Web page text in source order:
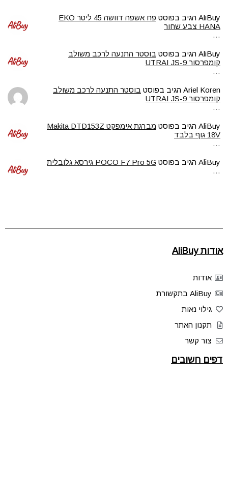
AliBuy הגיב בפוסט
פח אשפה דוושה 45 ליטר EKO
HANA צבע שחור
…
AliBuy הגיב בפוסט בוסטר התנעה לרכב משולב
קומפרסור UTRAI JS-9
…
Ariel Koren הגיב בפוסט בוסטר התנעה לרכב משולב
קומפרסור UTRAI JS-9
…
AliBuy הגיב בפוסט
מברגת אימפקט Makita DTD153Z
18V גוף בלבד
…
AliBuy הגיב בפוסט POCO F7 Pro 5G גירסא גלובלית
…
אודות AliBuy
אודות
AliBuy בתקשורת
גילוי נאות
תקנון האתר
צור קשר
דפים חשובים